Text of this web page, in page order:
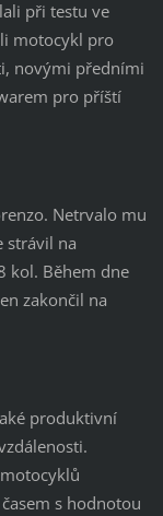
při testu ve
motocykl pro
novými předními
pro příští
Netrvalo mu
strávil na
kol. Během dne
zakončil na
produktivní
s hodnotou